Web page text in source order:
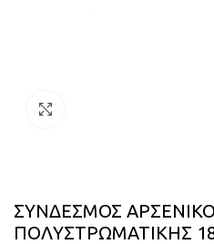
ΣΥΝΔΕΣΜΟΣ
ΠΟΛΥΣΤΡΩΜΑΤΙΚΗΣ